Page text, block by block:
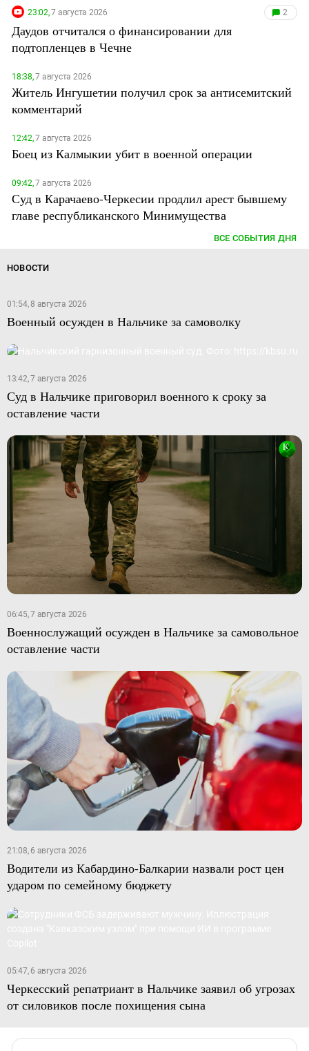
23:02,7 августа 2026 2
Даудов отчитался о финансировании для
подтопленцев в Чечне
18:38,7 августа 2026
Житель Ингушетии получил срок за антисемитский
комментарий
12:42,7 августа 2026
Боец из Калмыкии убит в военной операции
09:42,7 августа 2026
Суд в Карачаево-Черкесии продлил арест бывшему
главе республиканского Минимущества
ВСЕ СОБЫТИЯ ДНЯ
НОВОСТИ
01:54, 8 августа 2026
Военный осужден в Нальчике за самоволку
13:42, 7 августа 2026
Суд в Нальчике приговорил военного к сроку за
оставление части
06:45, 7 августа 2026
Военнослужащий осужден в Нальчике за самовольное
оставление части
21:08, 6 августа 2026
Водители из Кабардино-Балкарии назвали рост цен
ударом по семейному бюджету
05:47, 6 августа 2026
Черкесский репатриант в Нальчике заявил об угрозах
от силовиков после похищения сына